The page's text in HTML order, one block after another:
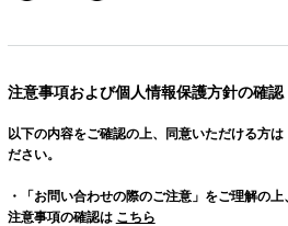
注意事項および個人情報保護方針の確認
以下の内容をご確認の上、同意いただける方
ださい。
・「お問い合わせの際のご注意」をご理解の上
注意事項の確認は こちら